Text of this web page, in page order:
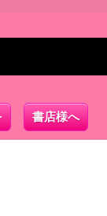
書店様へ